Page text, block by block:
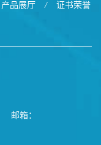
产品展厅 / 证书荣誉
邮箱：